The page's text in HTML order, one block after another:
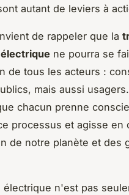
autant de leviers à
de rappeler que la
ne pourra se
de tous les acteurs :
mais aussi
chacun prenne
processus et agisse en
de notre planète et des
électrique n'est pas